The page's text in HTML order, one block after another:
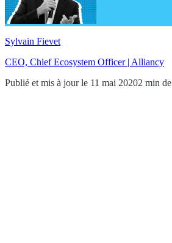
Sylvain Fievet
CEO, Chief Ecosystem Officer | Alliancy
Publié et mis à jour le 11 mai 20202 min